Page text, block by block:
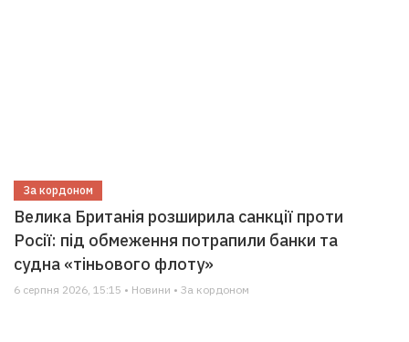
За кордоном
Велика Британія розширила санкції проти
Росії: під обмеження потрапили банки та
судна «тіньового флоту»
6 серпня 2026, 15:15 • Новини • За кордоном